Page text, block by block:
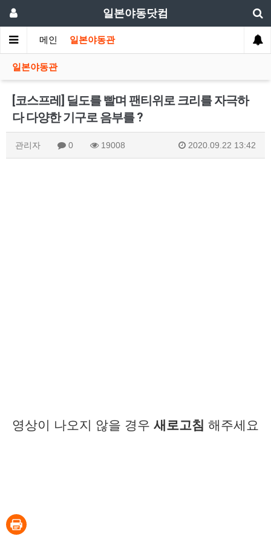
일본야동닷컴
메인 일본야동관
일본야동관
[코스프레] 딜도를 빨며 팬티위로 크리를 자극하
다 다양한 기구로 음부를 ?
관리자 0 19008 2020.09.22 13:42
영상이 나오지 않을 경우 새로고침 해주세요